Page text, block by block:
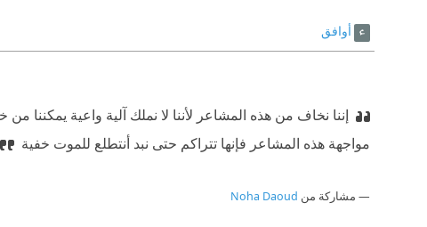
أوافق
إننا نخاف من هذه المشاعر لأننا لا نملك آلية واعية يمكننا
مواجهة هذه المشاعر فإنها تتراكم حتى نبد أنتطلع للموت خفية
مشاركة من Noha Daoud